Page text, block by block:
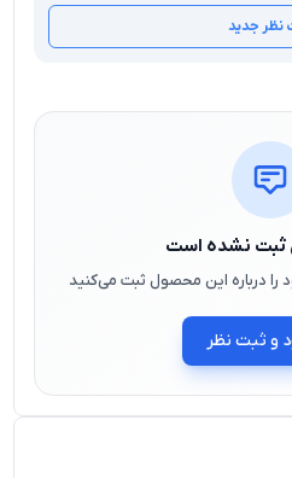
نظر جدید
ثبت نشده است
را درباره این محصول ثبت می‌کنید
و ثبت نظر